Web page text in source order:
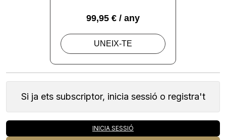
Si ja ets subscriptor, inicia sessió o registra't
INICIA SESSIÓ